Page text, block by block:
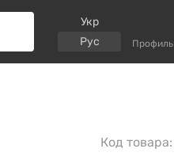
Укр
Рус
Профиль
Код товара: